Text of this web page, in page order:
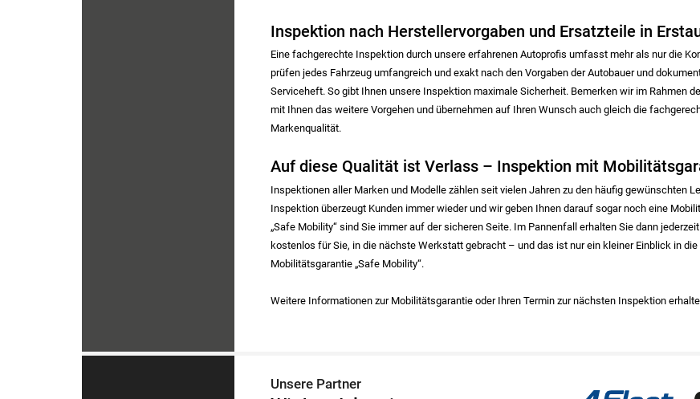
Inspektion nach Herstellervorgaben und Ersatzteile in
Eine fachgerechte Inspektion durch unsere erfahrenen Autoprofis umfasst mehr als nur die
prüfen jedes Fahrzeug umfangreich und exakt nach den Vorgaben der Autobauer und
Serviceheft. So gibt Ihnen unsere Inspektion maximale Sicherheit. Bemerken wir im Rahmen
mit Ihnen das weitere Vorgehen und übernehmen auf Ihren Wunsch auch gleich die
Markenqualität.
Auf diese Qualität ist Verlass – Inspektion mit
Inspektionen aller Marken und Modelle zählen seit vielen Jahren zu den häufig gewünschten
Inspektion überzeugt Kunden immer wieder und wir geben Ihnen darauf sogar noch eine
„Safe Mobility“ sind Sie immer auf der sicheren Seite. Im Pannenfall erhalten Sie dann
kostenlos für Sie, in die nächste Werkstatt gebracht – und das ist nur ein kleiner Einblick in
Mobilitätsgarantie „Safe Mobility“.
Weitere Informationen zur Mobilitätsgarantie oder Ihren Termin zur nächsten Inspektion
Unsere Partner